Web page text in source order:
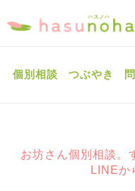
個別相談 つぶやき
お坊さん個別相談。
LINEか